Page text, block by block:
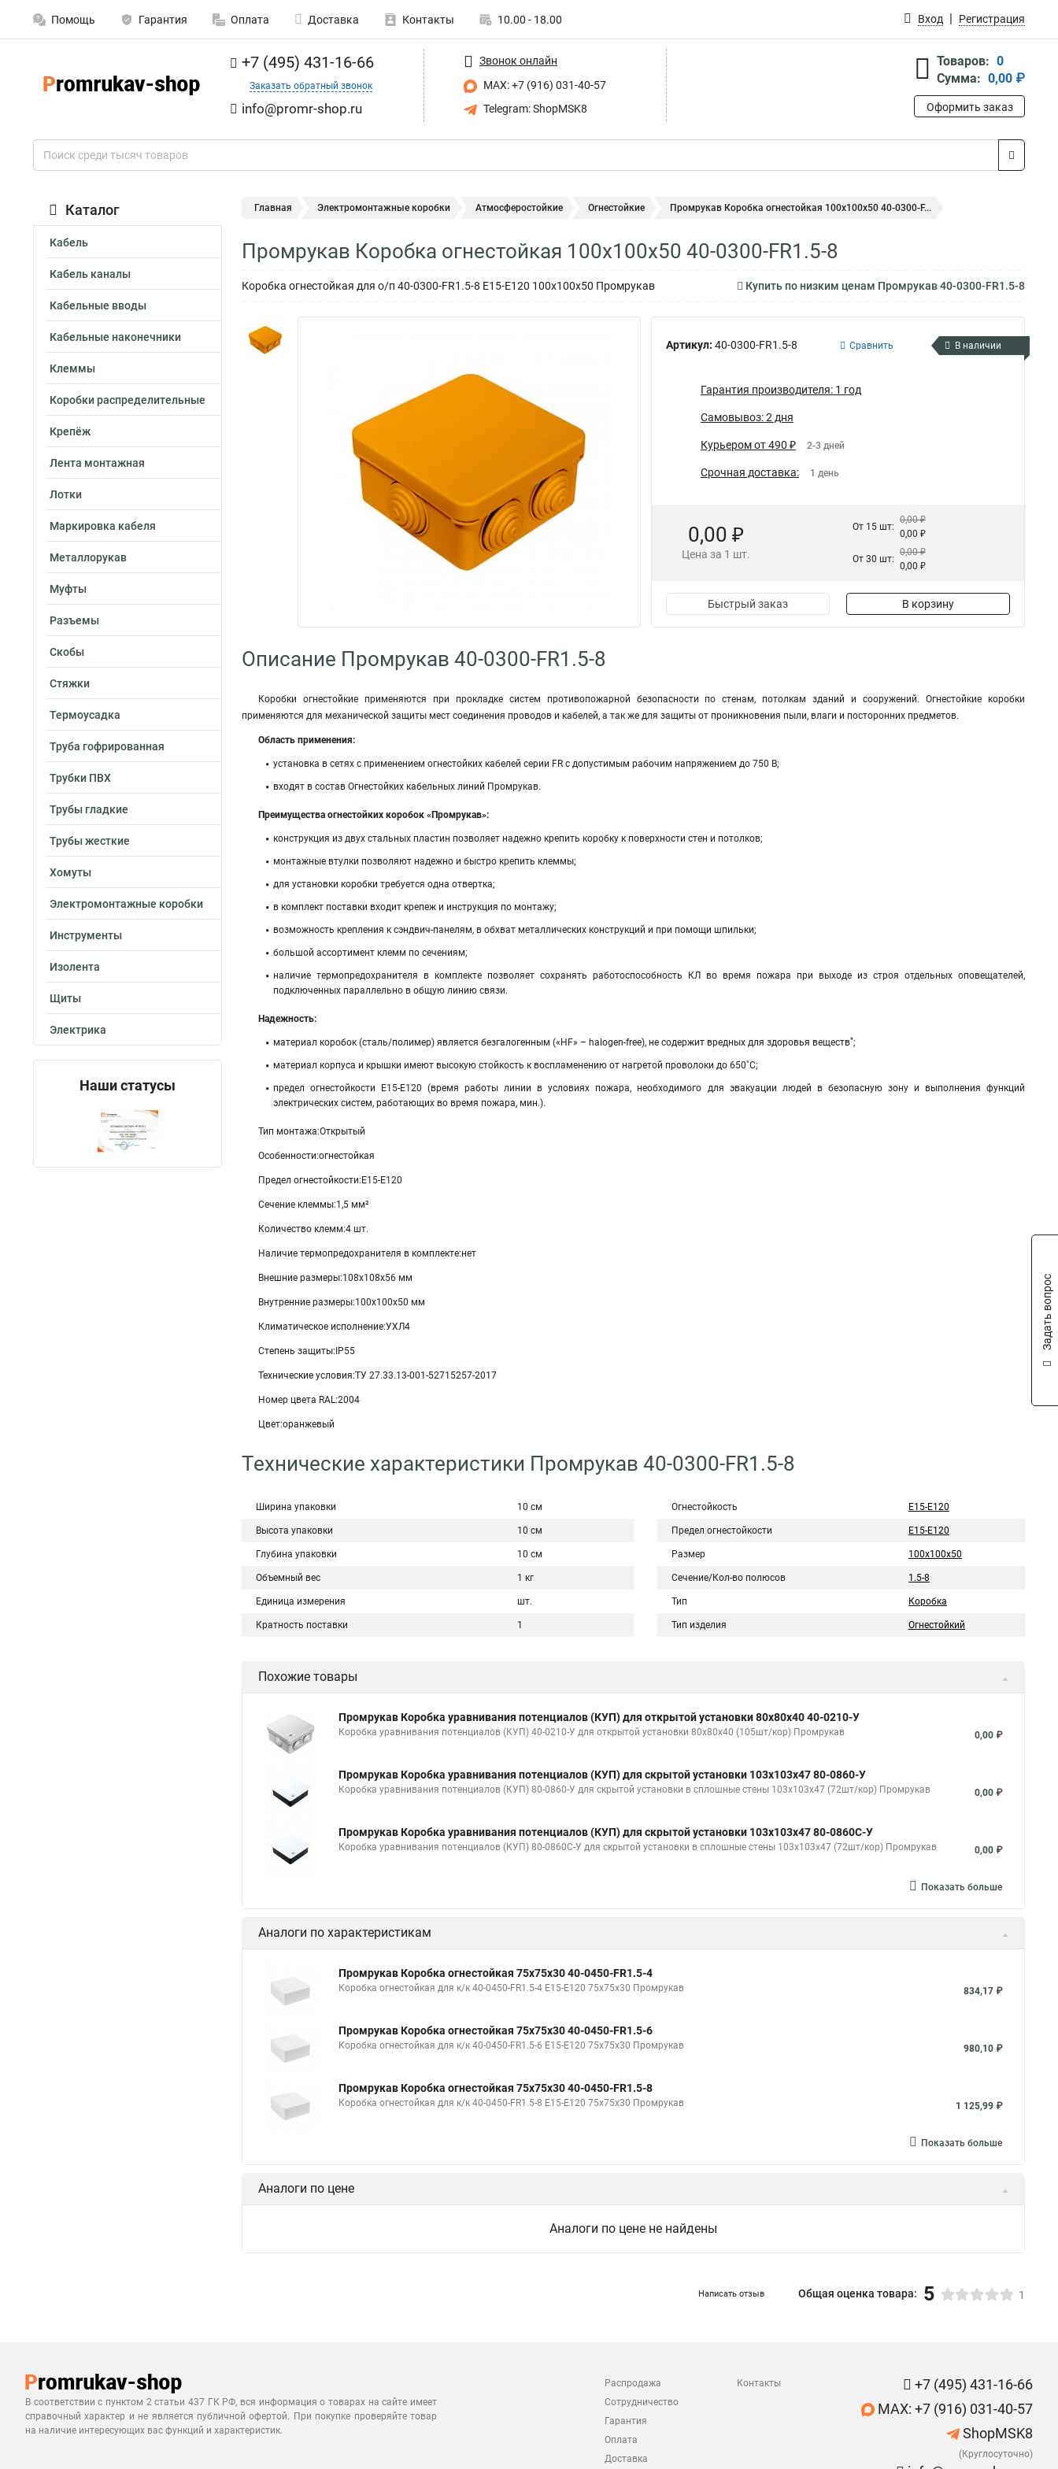
Помощь Гарантия Оплата Доставка Контакты 10.00 - 18.00 Вход Регистрация
+7 (495) 431-16-66
Заказать обратный звонок
info@promr-shop.ru
Звонок онлайн
MAX: +7 (916) 031-40-57
Telegram: ShopMSK8
Товаров: 0
Сумма: 0,00 ₽
Оформить заказ
Каталог
Кабель
Кабель каналы
Кабельные вводы
Кабельные наконечники
Клеммы
Коробки распределительные
Крепёж
Лента монтажная
Лотки
Маркировка кабеля
Металлорукав
Муфты
Разъемы
Скобы
Стяжки
Термоусадка
Труба гофрированная
Трубки ПВХ
Трубы гладкие
Трубы жесткие
Хомуты
Электромонтажные коробки
Инструменты
Изолента
Щиты
Электрика
Наши статусы
Главная Электромонтажные коробки Атмосферостойкие Огнестойкие Промрукав Коробка огнестойкая 100х100х50 40-0300-F...
Промрукав Коробка огнестойкая 100х100х50 40-0300-FR1.5-8
Коробка огнестойкая для о/п 40-0300-FR1.5-8 Е15-Е120 100х100х50 Промрукав Купить по низким ценам Промрукав 40-0300-FR1.5-8
Артикул: 40-0300-FR1.5-8 Сравнить В наличии
Гарантия производителя: 1 год
Самовывоз: 2 дня
Курьером от 490 ₽ 2-3 дней
Срочная доставка: 1 день
0,00 ₽
Цена за 1 шт.
От 15 шт:
0,00 ₽
0,00 ₽
От 30 шт:
0,00 ₽
0,00 ₽
Быстрый заказ В корзину
Описание Промрукав 40-0300-FR1.5-8
Коробки огнестойкие применяются при прокладке систем противопожарной безопасности по стенам, потолкам зданий и сооружений. Огнестойкие коробки
применяются для механической защиты мест соединения проводов и кабелей, а так же для защиты от проникновения пыли, влаги и посторонних предметов.
Область применения:
установка в сетях с применением огнестойких кабелей серии FR с допустимым рабочим напряжением до 750 В;
входят в состав Огнестойких кабельных линий Промрукав.
Преимущества огнестойких коробок «Промрукав»:
конструкция из двух стальных пластин позволяет надежно крепить коробку к поверхности стен и потолков;
монтажные втулки позволяют надежно и быстро крепить клеммы;
для установки коробки требуется одна отвертка;
в комплект поставки входит крепеж и инструкция по монтажу;
возможность крепления к сэндвич-панелям, в обхват металлических конструкций и при помощи шпильки;
большой ассортимент клемм по сечениям;
наличие термопредохранителя в комплекте позволяет сохранять работоспособность КЛ во время пожара при выходе из строя отдельных оповещателей,
подключенных параллельно в общую линию связи.
Надежность:
материал коробок (сталь/полимер) является безгалогенным («HF» – halogen-free), не содержит вредных для здоровья веществ*;
материал корпуса и крышки имеют высокую стойкость к воспламенению от нагретой проволоки до 650˚С;
предел огнестойкости Е15-Е120 (время работы линии в условиях пожара, необходимого для эвакуации людей в безопасную зону и выполнения функций
электрических систем, работающих во время пожара, мин.).
Тип монтажа:Открытый
Особенности:огнестойкая
Предел огнестойкости:Е15-Е120
Сечение клеммы:1,5 мм²
Количество клемм:4 шт.
Наличие термопредохранителя в комплекте:нет
Внешние размеры:108х108х56 мм
Внутренние размеры:100х100х50 мм
Климатическое исполнение:УХЛ4
Степень защиты:IP55
Технические условия:ТУ 27.33.13-001-52715257-2017
Номер цвета RAL:2004
Цвет:оранжевый
Технические характеристики Промрукав 40-0300-FR1.5-8
Ширина упаковки 10 см
Высота упаковки 10 см
Глубина упаковки 10 см
Объемный вес 1 кг
Единица измерения шт.
Кратность поставки 1
Огнестойкость Е15-Е120
Предел огнестойкости Е15-Е120
Размер 100х100х50
Сечение/Кол-во полюсов 1.5-8
Тип Коробка
Тип изделия Огнестойкий
Похожие товары
Промрукав Коробка уравнивания потенциалов (КУП) для открытой установки 80х80х40 40-0210-У
Коробка уравнивания потенциалов (КУП) 40-0210-У для открытой установки 80х80х40 (105шт/кор) Промрукав 0,00 ₽
Промрукав Коробка уравнивания потенциалов (КУП) для скрытой установки 103х103х47 80-0860-У
Коробка уравнивания потенциалов (КУП) 80-0860-У для скрытой установки в сплошные стены 103х103х47 (72шт/кор) Промрукав 0,00 ₽
Промрукав Коробка уравнивания потенциалов (КУП) для скрытой установки 103х103х47 80-0860С-У
Коробка уравнивания потенциалов (КУП) 80-0860С-У для скрытой установки в сплошные стены 103х103х47 (72шт/кор) Промрукав 0,00 ₽
Показать больше
Аналоги по характеристикам
Промрукав Коробка огнестойкая 75х75х30 40-0450-FR1.5-4
Коробка огнестойкая для к/к 40-0450-FR1.5-4 Е15-Е120 75х75х30 Промрукав 834,17 ₽
Промрукав Коробка огнестойкая 75х75х30 40-0450-FR1.5-6
Коробка огнестойкая для к/к 40-0450-FR1.5-6 Е15-Е120 75х75х30 Промрукав 980,10 ₽
Промрукав Коробка огнестойкая 75х75х30 40-0450-FR1.5-8
Коробка огнестойкая для к/к 40-0450-FR1.5-8 Е15-Е120 75х75х30 Промрукав 1 125,99 ₽
Показать больше
Аналоги по цене
Аналоги по цене не найдены
Написать отзыв Общая оценка товара: 5 1
В соответствии с пунктом 2 статьи 437 ГК РФ, вся информация о товарах на сайте имеет
справочный характер и не является публичной офертой. При покупке проверяйте товар
на наличие интересующих вас функций и характеристик.
Распродажа
Сотрудничество
Гарантия
Оплата
Доставка
Контакты
+7 (495) 431-16-66
MAX: +7 (916) 031-40-57
ShopMSK8
(Круглосуточно)
Задать вопрос